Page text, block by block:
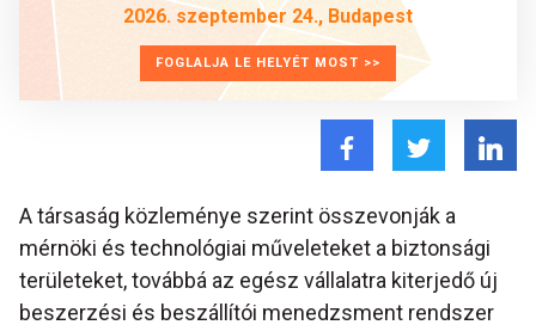
2026. szeptember 24., Budapest
FOGLALJA LE HELYÉT MOST >>
A társaság közleménye szerint összevonják a
mérnöki és technológiai műveleteket a biztonsági
területeket, továbbá az egész vállalatra kiterjedő új
beszerzési és beszállítói menedzsment rendszer